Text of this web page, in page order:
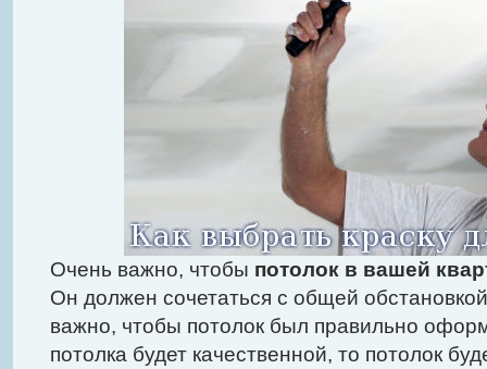
Очень важно, чтобы потолок в вашей
Он должен сочетаться с общей
важно, чтобы потолок был правильно
потолка будет качественной, то потолок